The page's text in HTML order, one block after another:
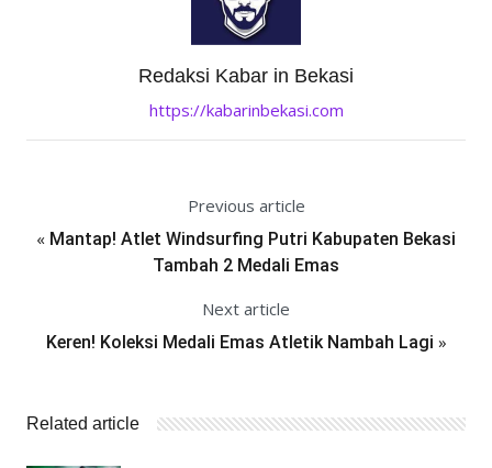
Redaksi Kabar in Bekasi
https://kabarinbekasi.com
Previous article
« Mantap! Atlet Windsurfing Putri Kabupaten Bekasi
Tambah 2 Medali Emas
Next article
Keren! Koleksi Medali Emas Atletik Nambah Lagi »
Related article